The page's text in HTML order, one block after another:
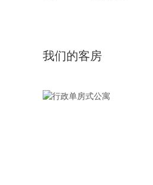
我们的客房